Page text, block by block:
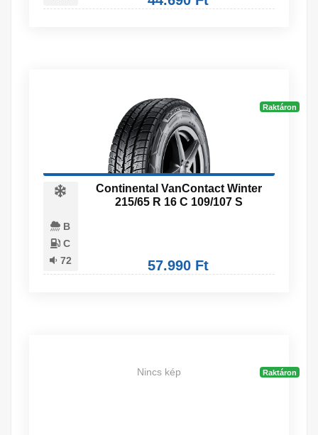
Raktáron
B
C
72
Continental VanContact Winter
215/65 R 16 C 109/107 S
57.990 Ft
Raktáron
Nincs kép